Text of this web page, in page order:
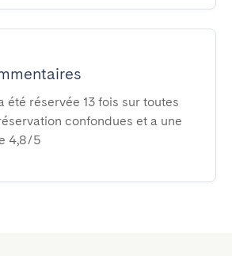
été réservée 13 fois sur toutes
confondues et a une
4,8/5